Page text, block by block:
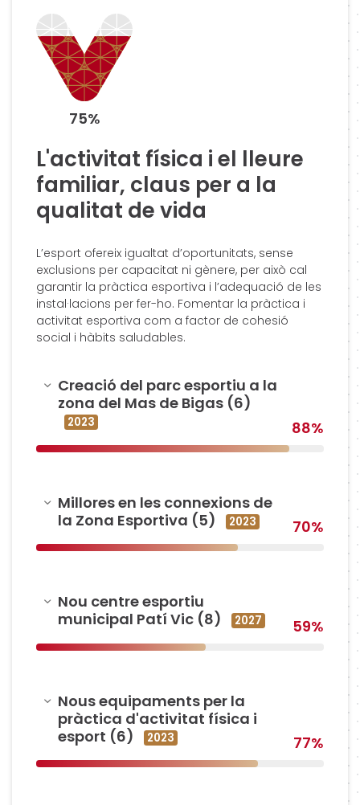
75%
L'activitat física i el lleure
familiar, claus per a la
qualitat de vida
L’esport ofereix igualtat d’oportunitats, sense
exclusions per capacitat ni gènere, per això cal
garantir la pràctica esportiva i l’adequació de les
instal·lacions per fer-ho. Fomentar la pràctica i
activitat esportiva com a factor de cohesió
social i hàbits saludables.
Amagar
Creació del parc esportiu a la
zona del Mas de Bigas (6)
2023 88%
Amagar
Millores en les connexions de
la Zona Esportiva (5)
2023 70%
Amagar
Nou centre esportiu
municipal Patí Vic (8)
2027 59%
Amagar
Nous equipaments per la
pràctica d'activitat física i
esport (6)
2023 77%